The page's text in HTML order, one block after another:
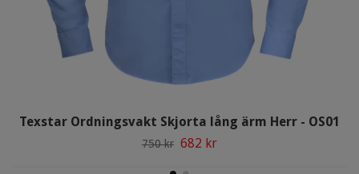
Texstar Ordningsvakt Skjorta lång ärm Herr - OS01
750 kr 682 kr